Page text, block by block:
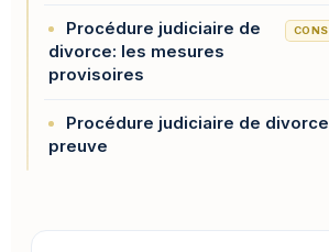
Procédure judiciaire de
divorce: les mesures
provisoires
Procédure judiciaire de
preuve